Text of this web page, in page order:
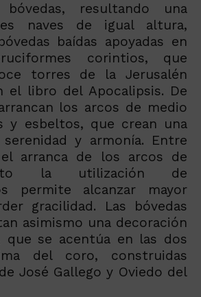
resultando una
naves de igual altura,
baídas apoyadas en
corintios, que
torres de la Jerusalén
el libro del Apocalipsis. De
los arcos de medio
y esbeltos, que crean una
y armonía. Entre
arranca de los arcos de
la utilización de
permite alcanzar mayor
gracilidad. Las bóvedas
asimismo una decoración
que se acentúa en las dos
del coro, construidas
José Gallego y Oviedo del